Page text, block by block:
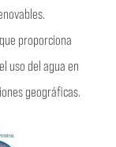
proporciona
uso del agua en
geográficas.